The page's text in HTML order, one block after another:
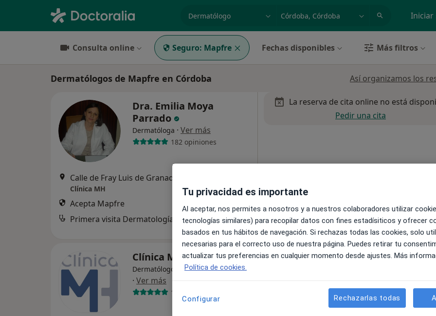
especialidad, enfermedad o nombre
p. ej. Madrid Iniciar
Consulta online Seguro: Mapfre Fechas disponibles Más filtros
Dermatólogos de Mapfre en Córdoba Así organizamos los
Dra. Emilia Moya
Parrado
Dermatóloga · Ver más
182 opiniones
Clínica MH
Acepta Mapfre
Primera visita Dermatología
La reserva de cita online no está
Pedir una cita
Clínica MH
Dermatólogo, Cardiólogo, Psicólogo
· Ver más
1350 opiniones
La reserva de cita online no está
Tu privacidad es importante
Al aceptar, nos permites a nosotros y a nuestros colaboradores utilizar
tecnologías similares) para recopilar datos con fines estadísiticos y ofrecer
basados en tus hábitos de navegación. Si rechazas todas las cookies, solo
necesarias para el correcto uso de nuestra página. Puedes retirar tu
actualizar tus preferencias en cualquier momento desde ajustes. Más
Política de cookies.
Configurar Rechazarlas todas